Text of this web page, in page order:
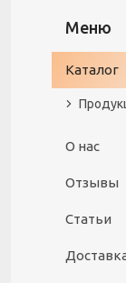
Каталог
О нас
Отзывы
Статьи